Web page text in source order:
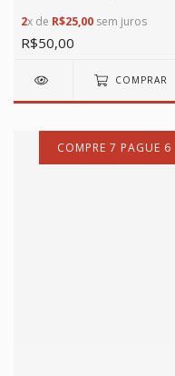
2x de R$25,00 sem juros
R$50,00
COMPRAR
COMPRE 7 PAGUE 6